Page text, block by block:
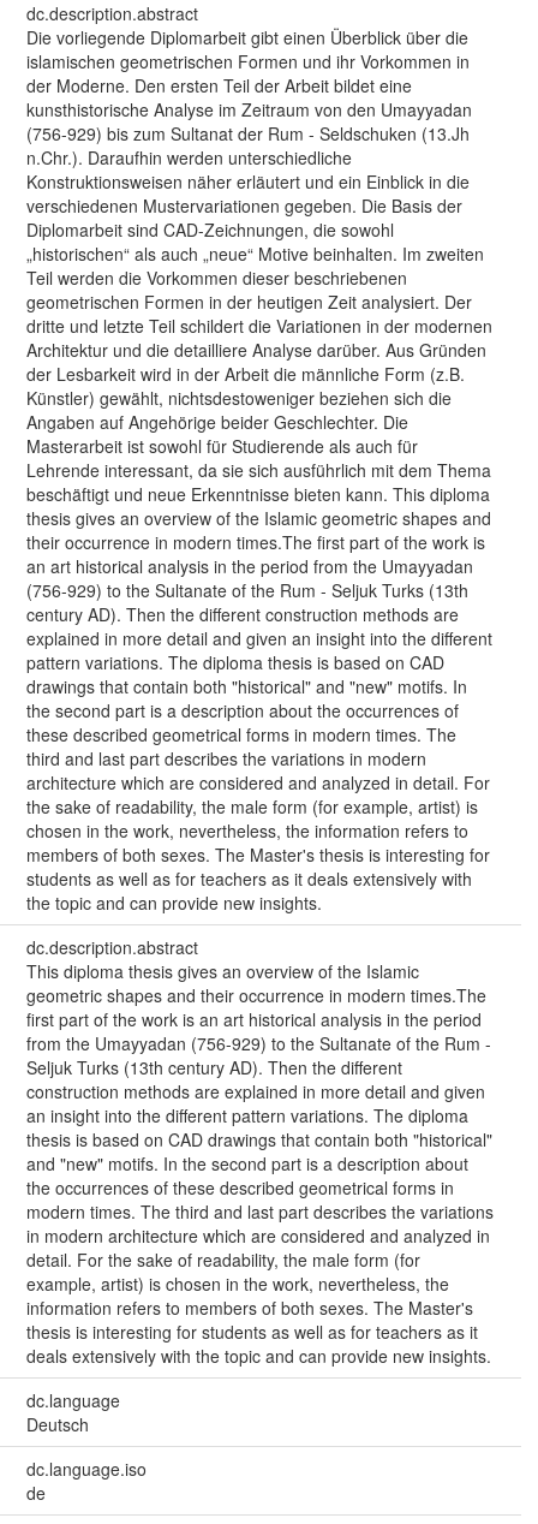
dc.description.abstract
Die vorliegende Diplomarbeit gibt einen Überblick über die
islamischen geometrischen Formen und ihr Vorkommen in
der Moderne. Den ersten Teil der Arbeit bildet eine
kunsthistorische Analyse im Zeitraum von den Umayyadan
(756-929) bis zum Sultanat der Rum - Seldschuken (13.Jh
n.Chr.). Daraufhin werden unterschiedliche
Konstruktionsweisen näher erläutert und ein Einblick in die
verschiedenen Mustervariationen gegeben. Die Basis der
Diplomarbeit sind CAD-Zeichnungen, die sowohl
„historischen“ als auch „neue“ Motive beinhalten. Im zweiten
Teil werden die Vorkommen dieser beschriebenen
geometrischen Formen in der heutigen Zeit analysiert. Der
dritte und letzte Teil schildert die Variationen in der modernen
Architektur und die detailliere Analyse darüber. Aus Gründen
der Lesbarkeit wird in der Arbeit die männliche Form (z.B.
Künstler) gewählt, nichtsdestoweniger beziehen sich die
Angaben auf Angehörige beider Geschlechter. Die
Masterarbeit ist sowohl für Studierende als auch für
Lehrende interessant, da sie sich ausführlich mit dem Thema
beschäftigt und neue Erkenntnisse bieten kann. This diploma
thesis gives an overview of the Islamic geometric shapes and
their occurrence in modern times.The first part of the work is
an art historical analysis in the period from the Umayyadan
(756-929) to the Sultanate of the Rum - Seljuk Turks (13th
century AD). Then the different construction methods are
explained in more detail and given an insight into the different
pattern variations. The diploma thesis is based on CAD
drawings that contain both "historical" and "new" motifs. In
the second part is a description about the occurrences of
these described geometrical forms in modern times. The
third and last part describes the variations in modern
architecture which are considered and analyzed in detail. For
the sake of readability, the male form (for example, artist) is
chosen in the work, nevertheless, the information refers to
members of both sexes. The Master's thesis is interesting for
students as well as for teachers as it deals extensively with
the topic and can provide new insights.
dc.description.abstract
This diploma thesis gives an overview of the Islamic
geometric shapes and their occurrence in modern times.The
first part of the work is an art historical analysis in the period
from the Umayyadan (756-929) to the Sultanate of the Rum -
Seljuk Turks (13th century AD). Then the different
construction methods are explained in more detail and given
an insight into the different pattern variations. The diploma
thesis is based on CAD drawings that contain both "historical"
and "new" motifs. In the second part is a description about
the occurrences of these described geometrical forms in
modern times. The third and last part describes the variations
in modern architecture which are considered and analyzed in
detail. For the sake of readability, the male form (for
example, artist) is chosen in the work, nevertheless, the
information refers to members of both sexes. The Master's
thesis is interesting for students as well as for teachers as it
deals extensively with the topic and can provide new insights.
dc.language
Deutsch
dc.language.iso
de